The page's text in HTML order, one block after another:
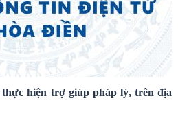
hiện trợ giúp pháp lý, trên địa